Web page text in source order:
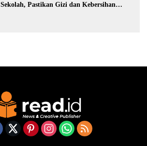
Sekolah, Pastikan Gizi dan Kebersihan